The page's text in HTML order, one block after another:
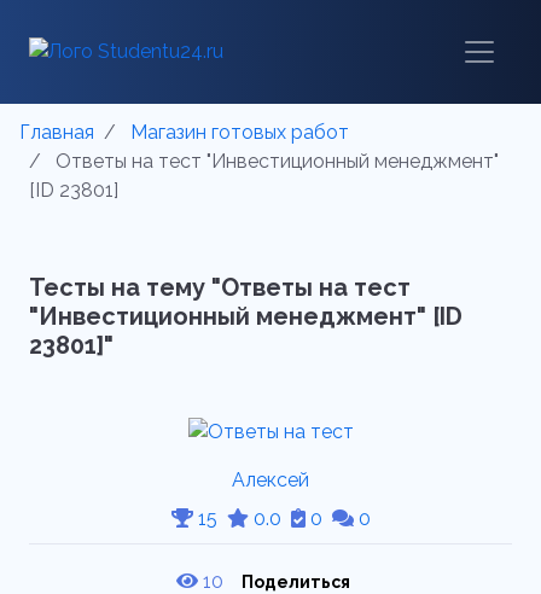
Главная
Магазин готовых работ
Ответы на тест "Инвестиционный менеджмент"
[ID 23801]
Тесты на тему "Ответы на тест
"Инвестиционный менеджмент" [ID
23801]"
Алексей
15
0.0 0 0
10 Поделиться